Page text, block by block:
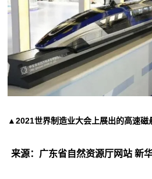
▲2021世界制造业大会上展出的高速磁
来源：广东省自然资源厅网站 新